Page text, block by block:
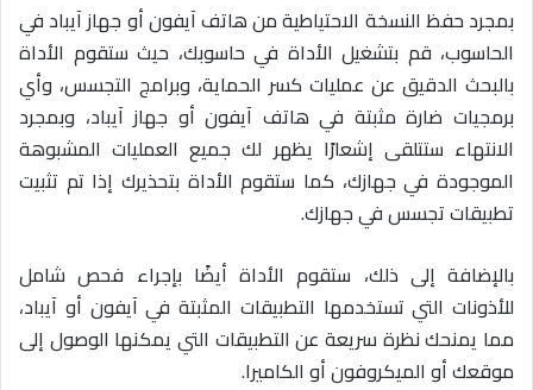
بمجرد حفظ النسخة الاحتياطية من هاتف آيفون أو جهاز آيباد في
الحاسوب، قم بتشغيل الأداة في حاسوبك، حيث ستقوم الأداة
بالبحث الدقيق عن عمليات كسر الحماية، وبرامج التجسس، وأي
برمجيات ضارة مثبتة في هاتف آيفون أو جهاز آيباد، وبمجرد
الانتهاء ستتلقى إشعارًا يظهر لك جميع العمليات المشبوهة
الموجودة في جهازك، كما ستقوم الأداة بتحذيرك إذا تم تثبيت
تطبيقات تجسس في جهازك.
بالإضافة إلى ذلك، ستقوم الأداة أيضًا بإجراء فحص شامل
للأذونات التي تستخدمها التطبيقات المثبتة في آيفون أو آيباد،
مما يمنحك نظرة سريعة عن التطبيقات التي يمكنها الوصول إلى
موقعك أو الميكروفون أو الكاميرا.